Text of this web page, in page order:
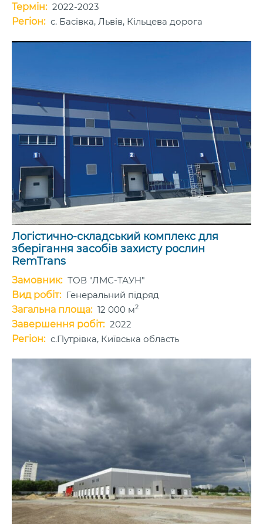
Термін: 2022-2023
Регіон: с. Басівка, Львів, Кільцева дорога
Логістично-складський комплекс для
зберігання засобів захисту рослин
RemTrans
Замовник: ТОВ "ЛМС-ТАУН"
Вид робіт: Генеральний підряд
Загальна площа: 12 000 м2
Завершення робіт: 2022
Регіон: с.Путрівка, Київська область